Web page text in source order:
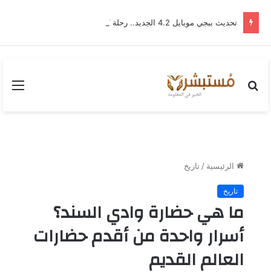
بحث
الرئيسية / تاريخ
تاريخ
ما هي حضارة وادي السند؟
أسرار واحدة من أقدم حضارات
العالم القديم